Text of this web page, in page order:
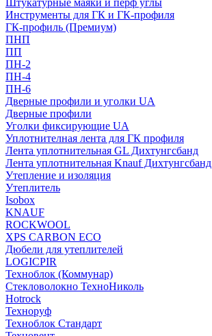
Штукатурные маяки и перф углы
Инструменты для ГК и ГК-профиля
ГК-профиль (Премиум)
ПНП
ПП
ПН-2
ПН-4
ПН-6
Дверные профили и уголки UA
Дверные профили
Уголки фиксирующие UA
Уплотнителная лента для ГК профиля
Лента уплотнительная GL Дихтунгсбанд
Лента уплотнительная Knauf Дихтунгсбанд
Утепление и изоляция
Утеплитель
Isobox
KNAUF
ROCKWOOL
XPS CARBON ECO
Дюбели для утеплителей
LOGICPIR
Техноблок (Коммунар)
Стекловолокно ТехноНиколь
Hotrock
Технoруф
Техноблок Стандарт